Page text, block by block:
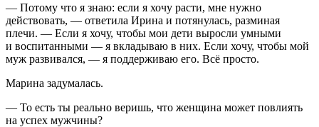
— Потому что я знаю: если я хочу расти, мне нужно
действовать, — ответила Ирина и потянулась, разминая
плечи. — Если я хочу, чтобы мои дети выросли умными
и воспитанными — я вкладываю в них. Если хочу, чтобы мой
муж развивался, — я поддерживаю его. Всё просто.
Марина задумалась.
— То есть ты реально веришь, что женщина может повлиять
на успех мужчины?